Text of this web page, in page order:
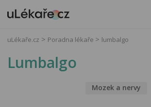
uLékaře.cz Poradna lékaře lumbalgo
Lumbalgo
Mozek a nervy